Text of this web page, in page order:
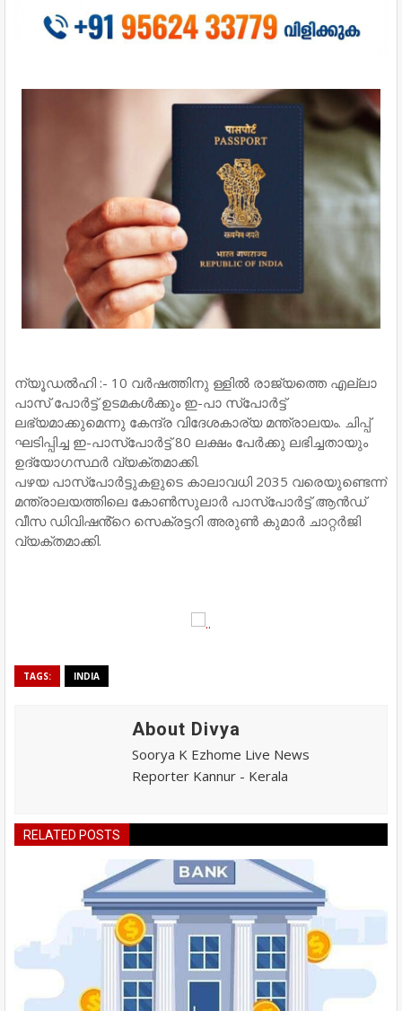
ന്യൂഡൽഹി :- 10 വർഷത്തിനു ള്ളിൽ രാജ്യത്തെ എല്ലാ
പാസ് പോർട്ട് ഉടമകൾക്കും ഇ-പാ സ്പോർട്ട്
ലഭ്യമാക്കുമെന്നു കേന്ദ്ര വിദേശകാര്യ മന്ത്രാലയം. ചിപ്പ്
ഘടിപ്പിച്ച ഇ-പാസ്പോർട്ട് 80 ലക്ഷം പേർക്കു ലഭിച്ചതായും
ഉദ്യോഗസ്ഥർ വ്യക്തമാക്കി.
പഴയ പാസ്പോർട്ടുകളുടെ കാലാവധി 2035 വരെയുണ്ടെന്ന്
മന്ത്രാലയത്തിലെ കോൺസുലാർ പാസ്പോർട്ട് ആൻഡ്
വീസ ഡിവിഷൻ്റെ സെക്രട്ടറി അരുൺ കുമാർ ചാറ്റർജി
വ്യക്തമാക്കി.
TAGS: INDIA
About Divya
Soorya K Ezhome Live News
Reporter Kannur - Kerala
RELATED POSTS